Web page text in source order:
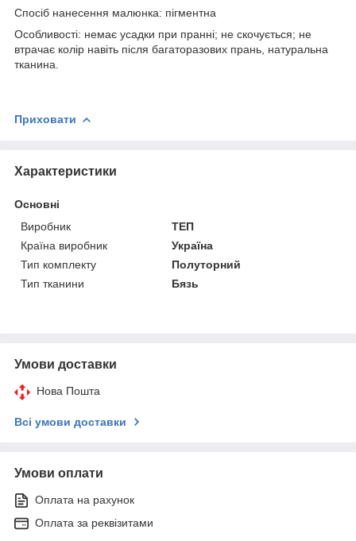
Спосіб нанесення малюнка: пігментна
Особливості: немає усадки при пранні; не скочується; не
втрачає колір навіть після багаторазових прань, натуральна
тканина.
Приховати
Характеристики
Основні
Виробник
ТЕП
Країна виробник
Україна
Тип комплекту
Полуторний
Тип тканини
Бязь
Умови доставки
Нова Пошта
Всі умови доставки
Умови оплати
Оплата на рахунок
Оплата за реквізитами